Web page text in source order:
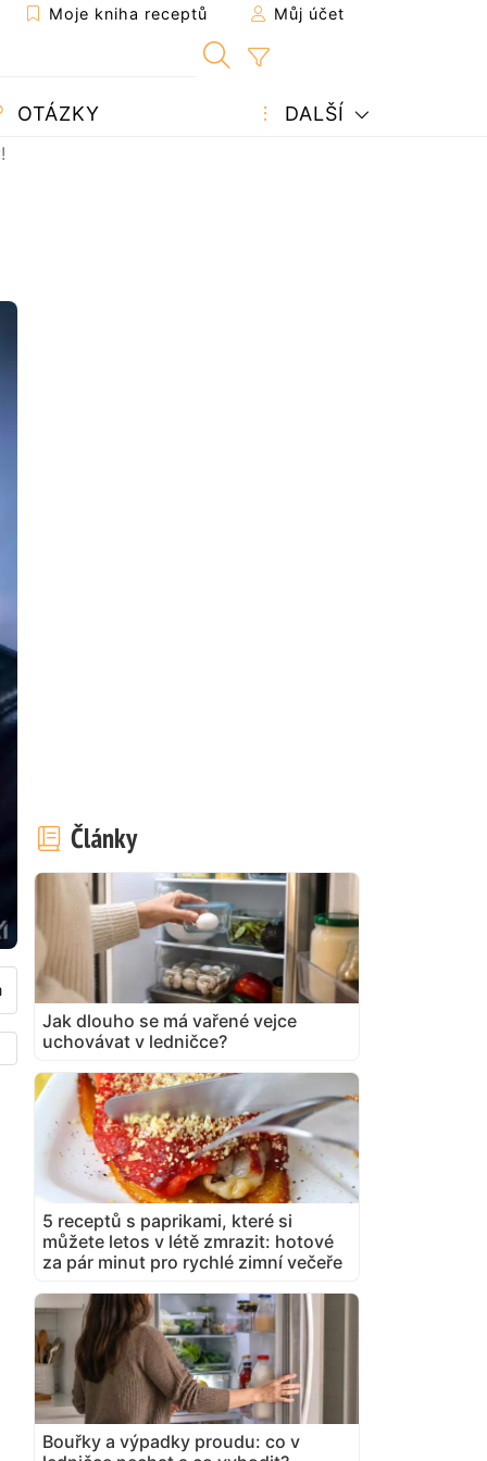
Moje kniha receptů Můj účet
OTÁZKY DALŠÍ
Články
Jak dlouho se má vařené vejce
uchovávat v ledničce?
5 receptů s paprikami, které si
můžete letos v létě zmrazit: hotové
za pár minut pro rychlé zimní večeře
Bouřky a výpadky proudu: co v